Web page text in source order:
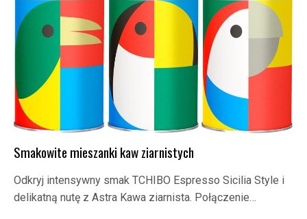
Smakowite mieszanki kaw ziarnistych
Odkryj intensywny smak TCHIBO Espresso Sicilia Style i
delikatną nutę z Astra Kawa ziarnista. Połączenie…